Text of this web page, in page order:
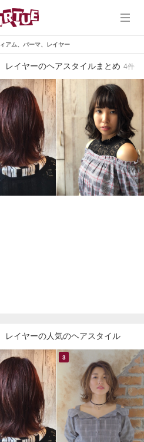
ホーム
VIRTUE
VIRTUE PLUS
ヘアスタイル
ブログ
口コミ
アム、パーマ、レイヤー
レイヤーのヘアスタイルまとめ 4件
レイヤーの人気のヘアスタイル